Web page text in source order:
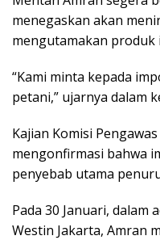
menegaskan akan
mengutamakan
“Kami minta kepada
petani,” ujarnya dalam
Kajian Komisi
mengonfirmasi bahwa
penyebab utama
Pada 30 Januari, dalam
Westin Jakarta, Amran